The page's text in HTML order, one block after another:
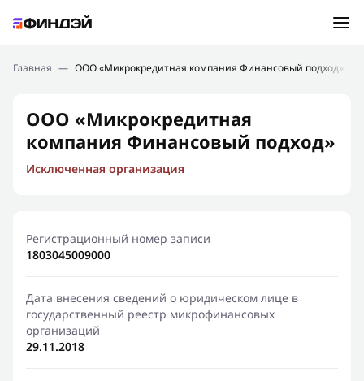
Подбор займа
Новости
Финансовое просвещение
Главная — ООО «Микрокредитная компания Финансовый подход»
ООО «Микрокредитная
компания Финансовый подход»
Исключенная организация
Регистрационный номер записи
1803045009000
Дата внесения сведений о юридическом лице в
государственный реестр микрофинансовых
организаций
29.11.2018
Ошибка:Контактная форма не найдена.
Спасибо, что написали нам
Мы свяжемся с Вами в ближайшее время и сообщим
результат
Отправить новый запрос